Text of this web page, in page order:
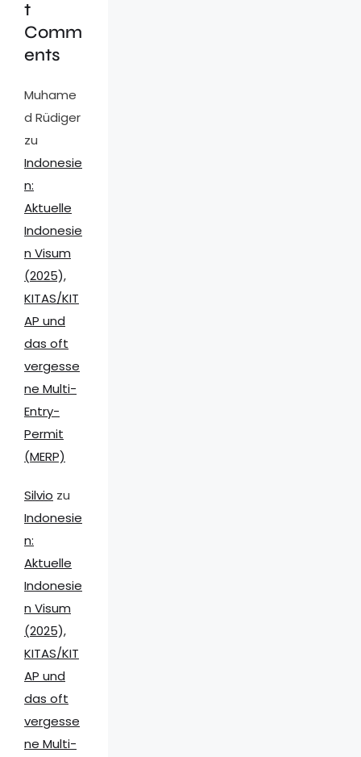
t
Comm
ents
Muhame
d Rüdiger
zu
Indonesie
n:
Aktuelle
Indonesie
n Visum
(2025),
KITAS/KIT
AP und
das oft
vergesse
ne Multi-
Entry-
Permit
(MERP)
Silvio zu
Indonesie
n:
Aktuelle
Indonesie
n Visum
(2025),
KITAS/KIT
AP und
das oft
vergesse
ne Multi-